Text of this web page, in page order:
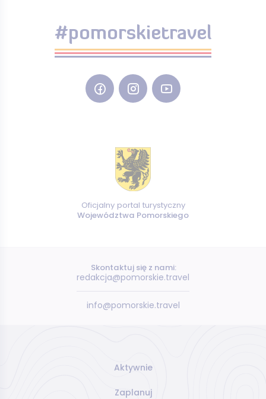
#pomorskietravel
Oficjalny portal turystyczny
Województwa Pomorskiego
Skontaktuj się z nami:
redakcja@pomorskie.travel
info@pomorskie.travel
Aktywnie
Zaplanuj